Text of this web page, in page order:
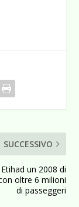
SUCCESSIVO
un 2008 di
oltre 6 milioni
di passeggeri